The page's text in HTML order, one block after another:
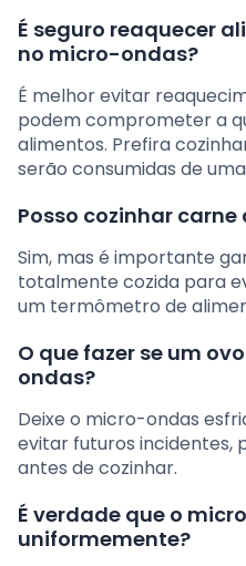
É seguro reaquecer
no micro-ondas?
É melhor evitar
podem comprometer a
alimentos. Prefira
serão consumidas de
Posso cozinhar
Sim, mas é importante
totalmente cozida para
um termômetro de
O que fazer se um
ondas?
Deixe o micro-ondas
evitar futuros incidentes,
antes de cozinhar.
É verdade que o
uniformemente?